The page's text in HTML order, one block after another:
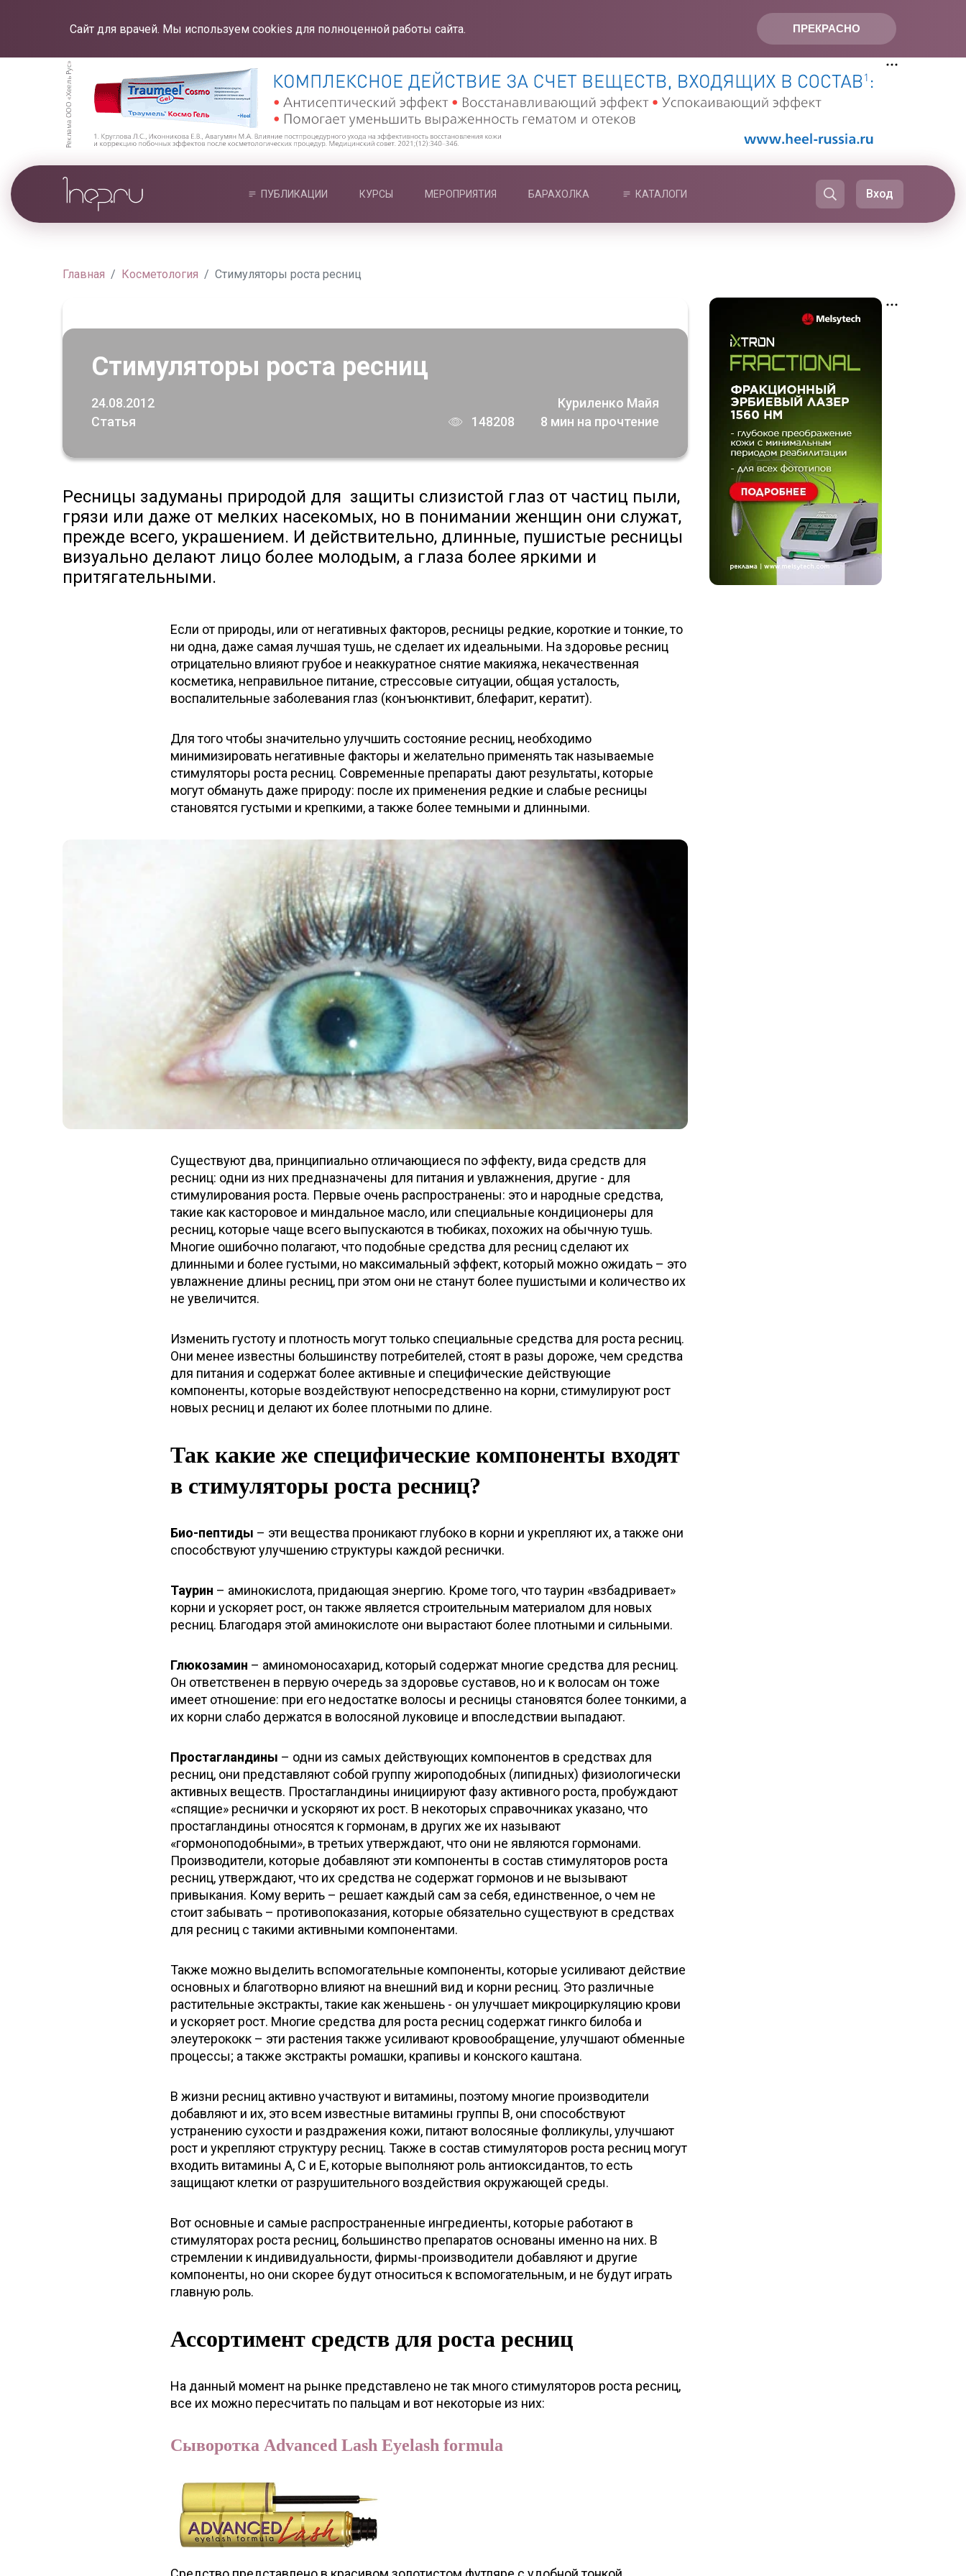
ПРЕКРАСНО
Сайт для врачей. Мы используем cookies для полноценной работы сайта.
ПУБЛИКАЦИИ КУРСЫ МЕРОПРИЯТИЯ БАРАХОЛКА КАТАЛОГИ Вход
Главная Косметология Стимуляторы роста ресниц
Стимуляторы роста ресниц
24.08.2012
Статья
Куриленко Майя
148208
8 мин на прочтение
Ресницы задуманы природой для защиты слизистой глаз от частиц пыли,
грязи или даже от мелких насекомых, но в понимании женщин они служат,
прежде всего, украшением. И действительно, длинные, пушистые ресницы
визуально делают лицо более молодым, а глаза более яркими и
притягательными.
Если от природы, или от негативных факторов, ресницы редкие, короткие и тонкие, то
ни одна, даже самая лучшая тушь, не сделает их идеальными. На здоровье ресниц
отрицательно влияют грубое и неаккуратное снятие макияжа, некачественная
косметика, неправильное питание, стрессовые ситуации, общая усталость,
воспалительные заболевания глаз (конъюнктивит, блефарит, кератит).
Для того чтобы значительно улучшить состояние ресниц, необходимо
минимизировать негативные факторы и желательно применять так называемые
стимуляторы роста ресниц. Современные препараты дают результаты, которые
могут обмануть даже природу: после их применения редкие и слабые ресницы
становятся густыми и крепкими, а также более темными и длинными.
Существуют два, принципиально отличающиеся по эффекту, вида средств для
ресниц: одни из них предназначены для питания и увлажнения, другие - для
стимулирования роста. Первые очень распространены: это и народные средства,
такие как касторовое и миндальное масло, или специальные кондиционеры для
ресниц, которые чаще всего выпускаются в тюбиках, похожих на обычную тушь.
Многие ошибочно полагают, что подобные средства для ресниц сделают их
длинными и более густыми, но максимальный эффект, который можно ожидать – это
увлажнение длины ресниц, при этом они не станут более пушистыми и количество их
не увеличится.
Изменить густоту и плотность могут только специальные средства для роста ресниц.
Они менее известны большинству потребителей, стоят в разы дороже, чем средства
для питания и содержат более активные и специфические действующие
компоненты, которые воздействуют непосредственно на корни, стимулируют рост
новых ресниц и делают их более плотными по длине.
Так какие же специфические компоненты входят
в стимуляторы роста ресниц?
Био-пептиды – эти вещества проникают глубоко в корни и укрепляют их, а также они
способствуют улучшению структуры каждой реснички.
Таурин – аминокислота, придающая энергию. Кроме того, что таурин «взбадривает»
корни и ускоряет рост, он также является строительным материалом для новых
ресниц. Благодаря этой аминокислоте они вырастают более плотными и сильными.
Глюкозамин – аминомоносахарид, который содержат многие средства для ресниц.
Он ответственен в первую очередь за здоровье суставов, но и к волосам он тоже
имеет отношение: при его недостатке волосы и ресницы становятся более тонкими, а
их корни слабо держатся в волосяной луковице и впоследствии выпадают.
Простагландины – одни из самых действующих компонентов в средствах для
ресниц, они представляют собой группу жироподобных (липидных) физиологически
активных веществ. Простагландины инициируют фазу активного роста, пробуждают
«спящие» реснички и ускоряют их рост. В некоторых справочниках указано, что
простагландины относятся к гормонам, в других же их называют
«гормоноподобными», в третьих утверждают, что они не являются гормонами.
Производители, которые добавляют эти компоненты в состав стимуляторов роста
ресниц, утверждают, что их средства не содержат гормонов и не вызывают
привыкания. Кому верить – решает каждый сам за себя, единственное, о чем не
стоит забывать – противопоказания, которые обязательно существуют в средствах
для ресниц с такими активными компонентами.
Также можно выделить вспомогательные компоненты, которые усиливают действие
основных и благотворно влияют на внешний вид и корни ресниц. Это различные
растительные экстракты, такие как женьшень - он улучшает микроциркуляцию крови
и ускоряет рост. Многие средства для роста ресниц содержат гинкго билоба и
элеутерококк – эти растения также усиливают кровообращение, улучшают обменные
процессы; а также экстракты ромашки, крапивы и конского каштана.
В жизни ресниц активно участвуют и витамины, поэтому многие производители
добавляют и их, это всем известные витамины группы В, они способствуют
устранению сухости и раздражения кожи, питают волосяные фолликулы, улучшают
рост и укрепляют структуру ресниц. Также в состав стимуляторов роста ресниц могут
входить витамины А, С и Е, которые выполняют роль антиоксидантов, то есть
защищают клетки от разрушительного воздействия окружающей среды.
Вот основные и самые распространенные ингредиенты, которые работают в
стимуляторах роста ресниц, большинство препаратов основаны именно на них. В
стремлении к индивидуальности, фирмы-производители добавляют и другие
компоненты, но они скорее будут относиться к вспомогательным, и не будут играть
главную роль.
Ассортимент средств для роста ресниц
На данный момент на рынке представлено не так много стимуляторов роста ресниц,
все их можно пересчитать по пальцам и вот некоторые из них:
Сыворотка Advanced Lash Eyelash formula